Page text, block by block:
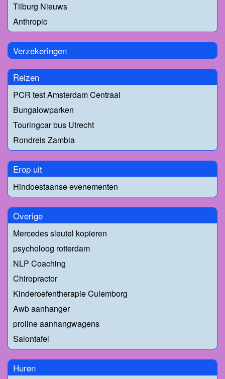
Tilburg Nieuws
Anthropic
Verzekeringen
Reizen
PCR test Amsterdam Centraal
Bungalowparken
Touringcar bus Utrecht
Rondreis Zambia
Erop uit
Hindoestaanse evenementen
Overige
Mercedes sleutel kopieren
psycholoog rotterdam
NLP Coaching
Chiropractor
Kinderoefentherapie Culemborg
Awb aanhanger
proline aanhangwagens
Salontafel
Huren